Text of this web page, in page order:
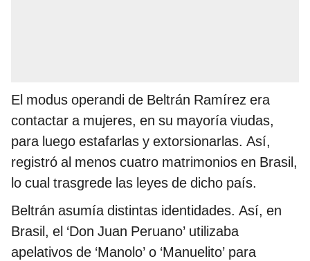
El modus operandi de Beltrán Ramírez era
contactar a mujeres, en su mayoría viudas,
para luego estafarlas y extorsionarlas. Así,
registró al menos cuatro matrimonios en Brasil,
lo cual trasgrede las leyes de dicho país.
Beltrán asumía distintas identidades. Así, en
Brasil, el ‘Don Juan Peruano’ utilizaba
apelativos de ‘Manolo’ o ‘Manuelito’ para